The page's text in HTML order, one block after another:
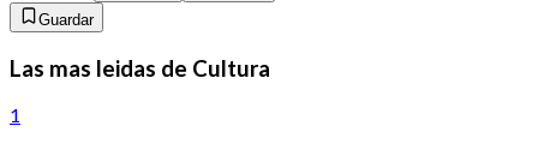
Guardar
Las mas leidas de Cultura
1